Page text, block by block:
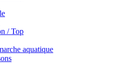
/ Top
aquatique